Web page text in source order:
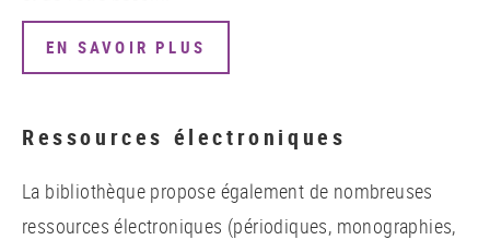
EN SAVOIR PLUS
Ressources électroniques
La bibliothèque propose également de nombreuses
ressources électroniques (périodiques, monographies,